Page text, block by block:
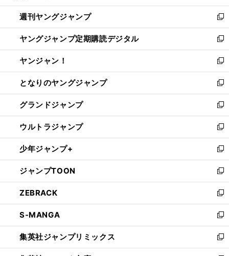
開
く
ウ
で
開
く
ン
ド
ウ
で
開
く
ウ
ィ
ン
ド
ウ
で
開
く
週刊ヤングジャンプ
新
し
い
ウ
ィ
ン
ド
ウ
で
開
く
ヤングジャンプ定期購読デジタル
新
し
い
ウ
ィ
ン
ド
ウ
で
開
く
ヤンジャン！
新
し
い
ウ
ィ
ン
ド
ウ
で
開
く
となりのヤングジャンプ
新
し
い
ウ
ィ
ン
ド
ウ
で
開
く
グランドジャンプ
新
し
い
ウ
ィ
ン
ド
ウ
で
開
く
ウルトラジャンプ
新
し
い
ウ
ィ
ン
ド
ウ
で
開
く
少年ジャンプ+
新
し
い
ウ
ィ
ン
ド
ウ
で
開
ジャンプTOON
新
し
い
ウ
ィ
ン
ド
ウ
ZEBRACK
新
し
い
ウ
ィ
ン
S-MANGA
新
し
い
ウ
集英社ジャンプリミックス
新
し